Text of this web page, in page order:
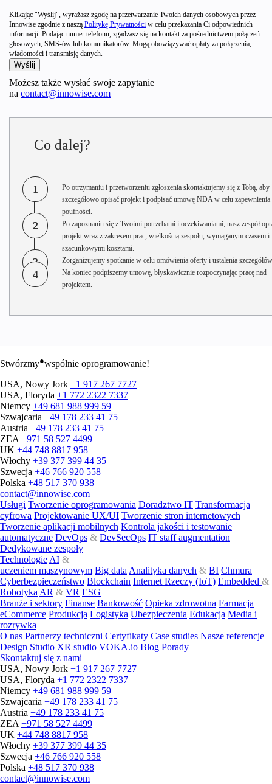
Klikając "Wyślij", wyrażasz zgodę na przetwarzanie Twoich danych osobowych przez
Innowise zgodnie z naszą Politykę Prywatności w celu przekazania Ci odpowiednich
informacji. Podając numer telefonu, zgadzasz się na kontakt za pośrednictwem połączeń
głosowych, SMS-ów lub komunikatorów. Mogą obowiązywać opłaty za połączenia,
wiadomości i transmisję danych.
Możesz także wysłać swoje zapytanie
na contact@innowise.com
Co dalej?
1
Po otrzymaniu i przetworzeniu zgłoszenia skontaktujemy się z Tobą, aby
szczegółowo opisać projekt i podpisać umowę NDA w celu zapewnienia
poufności.
2
Po zapoznaniu się z Twoimi potrzebami i oczekiwaniami, nasz zespół
projekt wraz z zakresem prac, wielkością zespołu, wymaganym czasem i
szacunkowymi kosztami.
3 Zorganizujemy spotkanie w celu omówienia oferty i ustalenia
4
Na koniec podpiszemy umowę, błyskawicznie rozpoczynając pracę nad
projektem.
Stwórzmy●wspólnie oprogramowanie!
USA, Nowy Jork +1 917 267 7727
USA, Floryda +1 772 2322 7337
Niemcy +49 681 988 999 59
Szwajcaria +49 178 233 41 75
Austria +49 178 233 41 75
ZEA +971 58 527 4499
UK +44 748 8817 958
Włochy +39 377 399 44 35
Szwecja +46 766 920 558
Polska +48 517 370 938
contact@innowise.com
Usługi Tworzenie oprogramowania Doradztwo IT Transformacja
cyfrowa Projektowanie UX/UI Tworzenie stron internetowych
Tworzenie aplikacji mobilnych Kontrola jakości i testowanie
automatyczne DevOps & DevSecOps IT staff augmentation
Dedykowane zespoły
Technologie AI &
uczeniem maszynowym Big data Analityka danych & BI Chmura
Cyberbezpieczeństwo Blockchain Internet Rzeczy (IoT) Embedded &
Robotyka AR & VR ESG
Branże i sektory Finanse Bankowość Opieka zdrowotna Farmacja
eCommerce Produkcja Logistyka Ubezpieczenia Edukacja Media i
rozrywka
O nas Partnerzy techniczni Certyfikaty Case studies Nasze referencje
Design Studio XR studio VOKA.io Blog Porady
Skontaktuj się z nami
USA, Nowy Jork +1 917 267 7727
USA, Floryda +1 772 2322 7337
Niemcy +49 681 988 999 59
Szwajcaria +49 178 233 41 75
Austria +49 178 233 41 75
ZEA +971 58 527 4499
UK +44 748 8817 958
Włochy +39 377 399 44 35
Szwecja +46 766 920 558
Polska +48 517 370 938
contact@innowise.com